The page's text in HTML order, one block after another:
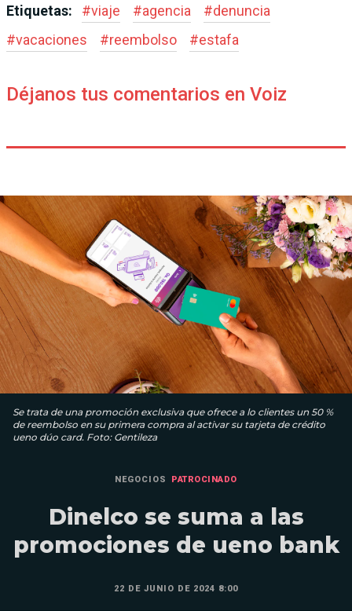
Etiquetas: #viaje #agencia #denuncia
#vacaciones #reembolso #estafa
Déjanos tus comentarios en Voiz
Se trata de una promoción exclusiva que ofrece a lo clientes un 50 %
de reembolso en su primera compra al activar su tarjeta de crédito
ueno dúo card. Foto: Gentileza
NEGOCIOS PATROCINADO
Dinelco se suma a las
promociones de ueno bank
22 DE JUNIO DE 2024 8:00